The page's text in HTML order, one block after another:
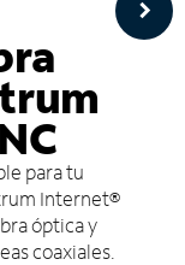
para tu
Internet®
óptica y
coaxiales.